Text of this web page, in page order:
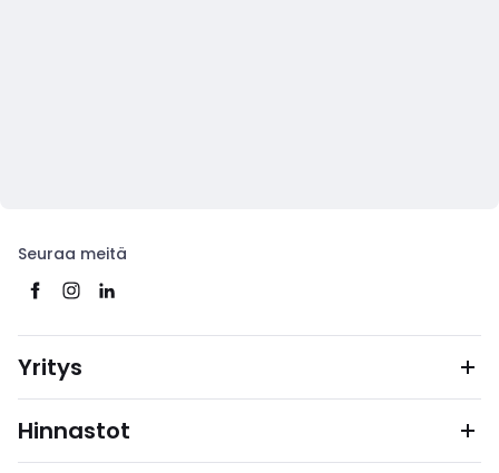
Seuraa meitä
Yritys
Hinnastot